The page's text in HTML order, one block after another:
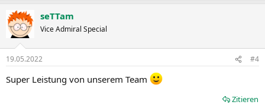
k
t
i
e
:
seTTam
Vice Admiral Special
19.05.2022 #4
Super Leistung von unserem Team
Zitieren